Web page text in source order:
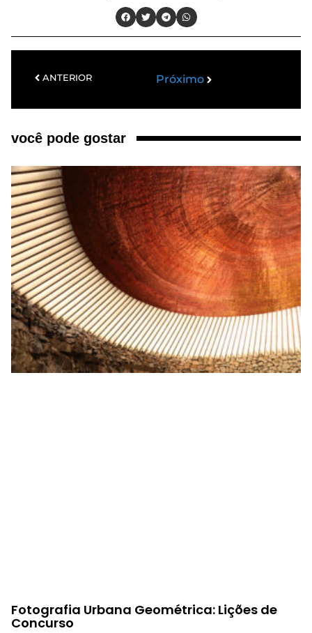
ANTERIOR Próximo
você pode gostar
Fotografia Urbana Geométrica: Lições de
Concurso